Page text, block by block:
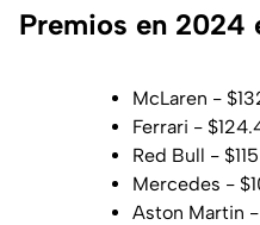
Premios en 2024
McLaren -
Ferrari -
Red Bull -
Mercedes -
Aston Martin